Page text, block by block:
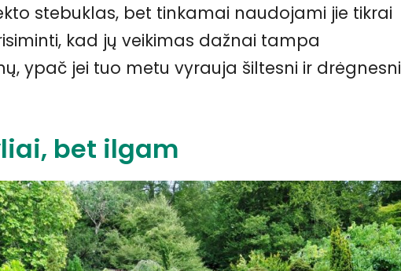
stebuklas, bet tinkamai naudojami jie tikrai
kad jų veikimas dažnai tampa
ypač jei tuo metu vyrauja šiltesni ir drėgnesni
bet ilgam